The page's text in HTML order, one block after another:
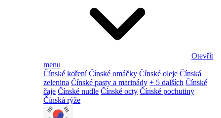
Otevřít
menu
Čínské koření Čínské omáčky Čínské oleje Čínská
zelenina Čínské pasty a marinády + 5 dalších Čínské
čaje Čínské nudle Čínské octy Čínské pochutiny
Čínská rýže